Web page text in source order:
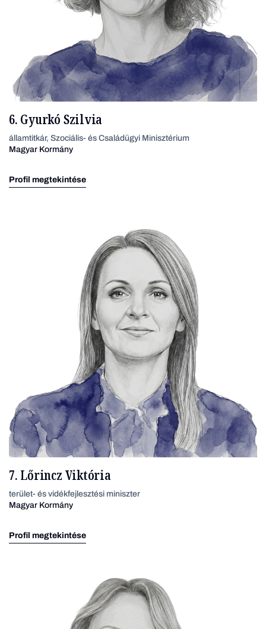
6. Gyurkó Szilvia
államtitkár, Szociális- és Családügyi Minisztérium
Magyar Kormány
Profil megtekintése
7. Lőrincz Viktória
terület- és vidékfejlesztési miniszter
Magyar Kormány
Profil megtekintése